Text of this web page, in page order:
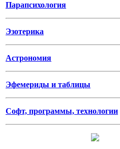
Парапсихология
Эзотерика
Астрономия
Эфемериды и таблицы
Софт, программы, технологии